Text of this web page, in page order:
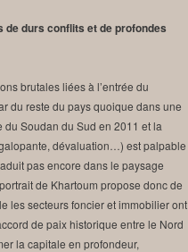
de durs conflits et de profondes
brutales liées à l’entrée du
du reste du pays quoique dans une
Soudan du Sud en 2011 et la
dévaluation…) est palpable
pas encore dans le paysage
de Khartoum propose donc de
les secteurs foncier et immobilier ont
de paix historique entre le Nord
la capitale en profondeur,